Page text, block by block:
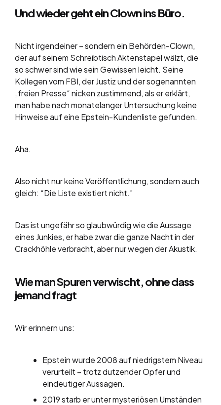
Und wieder geht ein Clown ins Büro.
Nicht irgendeiner – sondern ein Behörden-Clown,
der auf seinem Schreibtisch Aktenstapel wälzt, die
so schwer sind wie sein Gewissen leicht. Seine
Kollegen vom FBI, der Justiz und der sogenannten
„freien Presse“ nicken zustimmend, als er erklärt,
man habe nach monatelanger Untersuchung keine
Hinweise auf eine Epstein-Kundenliste gefunden.
Aha.
Also nicht nur keine Veröffentlichung, sondern auch
gleich: “Die Liste existiert nicht.”
Das ist ungefähr so glaubwürdig wie die Aussage
eines Junkies, er habe zwar die ganze Nacht in der
Crackhöhle verbracht, aber nur wegen der Akustik.
Wie man Spuren verwischt, ohne dass
jemand fragt
Wir erinnern uns:
Epstein wurde 2008 auf niedrigstem Niveau
verurteilt – trotz dutzender Opfer und
eindeutiger Aussagen.
2019 starb er unter mysteriösen Umständen